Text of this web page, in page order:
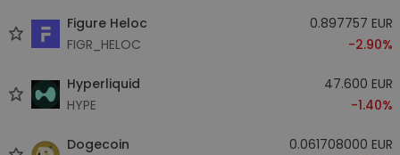
Figure Heloc
FIGR_HELOC
0.897757 EUR
-2.90%
Hyperliquid
HYPE
47.600 EUR
-1.40%
Dogecoin
0.061708000 EUR